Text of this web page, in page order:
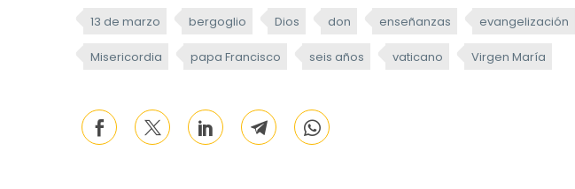
13 de marzo bergoglio Dios don enseñanzas evangelización
Misericordia papa Francisco seis años vaticano Virgen María